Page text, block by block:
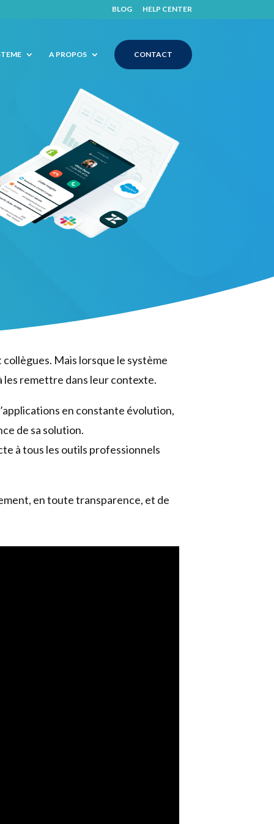
BLOG HELP CENTER
A PROPOS CONTACT
Mais lorsque le système
les remettre dans leur contexte.
en constante évolution,
de sa solution.
à tous les outils professionnels
en toute transparence, et de